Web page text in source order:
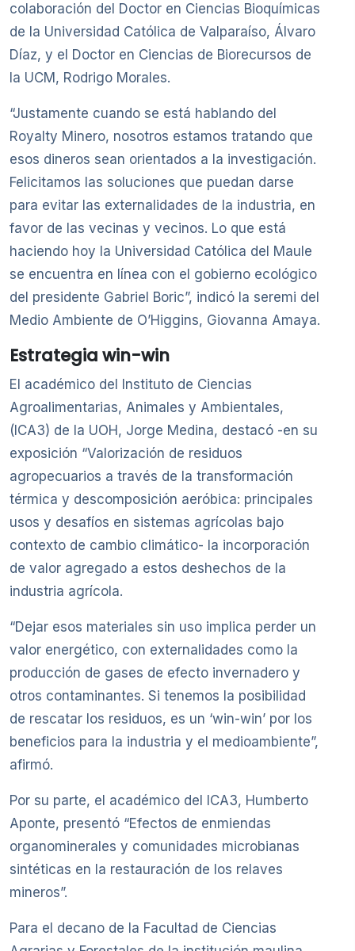
colaboración del Doctor en Ciencias Bioquímicas
de la Universidad Católica de Valparaíso, Álvaro
Díaz, y el Doctor en Ciencias de Biorecursos de
la UCM, Rodrigo Morales.
“Justamente cuando se está hablando del
Royalty Minero, nosotros estamos tratando que
esos dineros sean orientados a la investigación.
Felicitamos las soluciones que puedan darse
para evitar las externalidades de la industria, en
favor de las vecinas y vecinos. Lo que está
haciendo hoy la Universidad Católica del Maule
se encuentra en línea con el gobierno ecológico
del presidente Gabriel Boric”, indicó la seremi del
Medio Ambiente de O’Higgins, Giovanna Amaya.
Estrategia win-win
El académico del Instituto de Ciencias
Agroalimentarias, Animales y Ambientales,
(ICA3) de la UOH, Jorge Medina, destacó -en su
exposición “Valorización de residuos
agropecuarios a través de la transformación
térmica y descomposición aeróbica: principales
usos y desafíos en sistemas agrícolas bajo
contexto de cambio climático- la incorporación
de valor agregado a estos deshechos de la
industria agrícola.
“Dejar esos materiales sin uso implica perder un
valor energético, con externalidades como la
producción de gases de efecto invernadero y
otros contaminantes. Si tenemos la posibilidad
de rescatar los residuos, es un ‘win-win’ por los
beneficios para la industria y el medioambiente”,
afirmó.
Por su parte, el académico del ICA3, Humberto
Aponte, presentó “Efectos de enmiendas
organominerales y comunidades microbianas
sintéticas en la restauración de los relaves
mineros”.
Para el decano de la Facultad de Ciencias